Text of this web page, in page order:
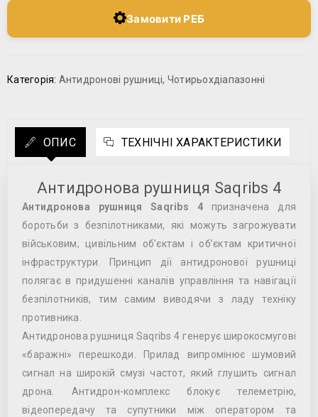
Замовити РЕБ
Категорія: Антидронові рушниці, Чотирьохдіапазонні
ОПИС ТЕХНІЧНІ ХАРАКТЕРИСТИКИ
Антидронова рушниця Saqribs 4
Антидронова рушницяSaqribs 4 призначена для
боротьби з безпілотниками, які можуть загрожувати
військовим, цивільним об’єктам і об’єктам критичної
інфраструктури. Принцип дії антидронової рушниці
полягає в придушенні каналів управління та навігації
безпілотників, тим самим виводячи з ладу техніку
противника.
Антидронова рушниця Saqribs 4 генерує широкосмугові
«баражні» перешкоди. Прилад випромінює шумовий
сигнал на широкій смузі частот, який глушить сигнал
дрона. Антидрон-комплекс блокує телеметрію,
відеопередачу та супутники між оператором та